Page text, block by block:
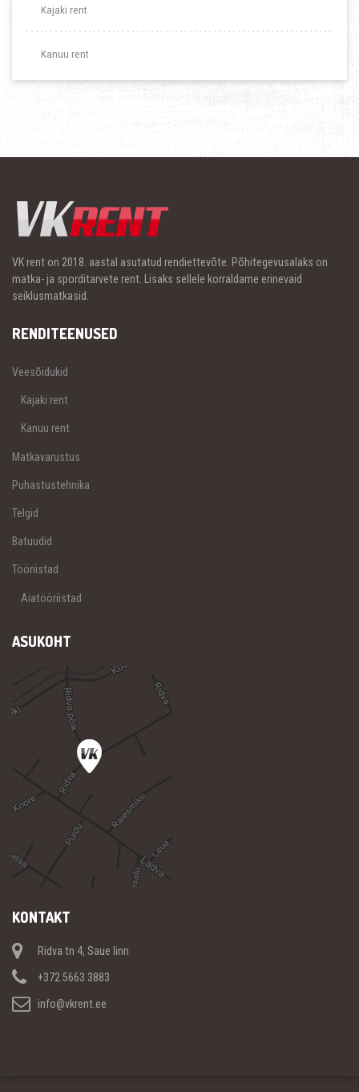
Kajaki rent
Kanuu rent
VK rent on 2018. aastal asutatud rendiettevõte. Põhitegevusalaks on
matka- ja sporditarvete rent. Lisaks sellele korraldame erinevaid
seiklusmatkasid.
RENDITEENUSED
Veesõidukid
Kajaki rent
Kanuu rent
Matkavarustus
Puhastustehnika
Telgid
Batuudid
Tööriistad
Aiatööriistad
ASUKOHT
KONTAKT
Ridva tn 4, Saue linn
+372 5663 3883
info@vkrent.ee